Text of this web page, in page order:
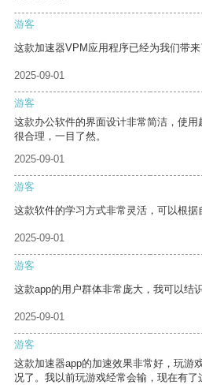
游客
这款加速器VPM应用程序已经为我们带来
2025-09-01
游客
这款办公软件的界面设计非常简洁，使
很合理，一目了然。
2025-09-01
游客
这款软件的学习方式非常灵活，可以根据
2025-09-01
游客
这款app的用户群体非常庞大，我可以结
2025-09-01
游客
这款加速器app的加速效果非常好，玩游
况了。我以前玩游戏经常会输，现在有了